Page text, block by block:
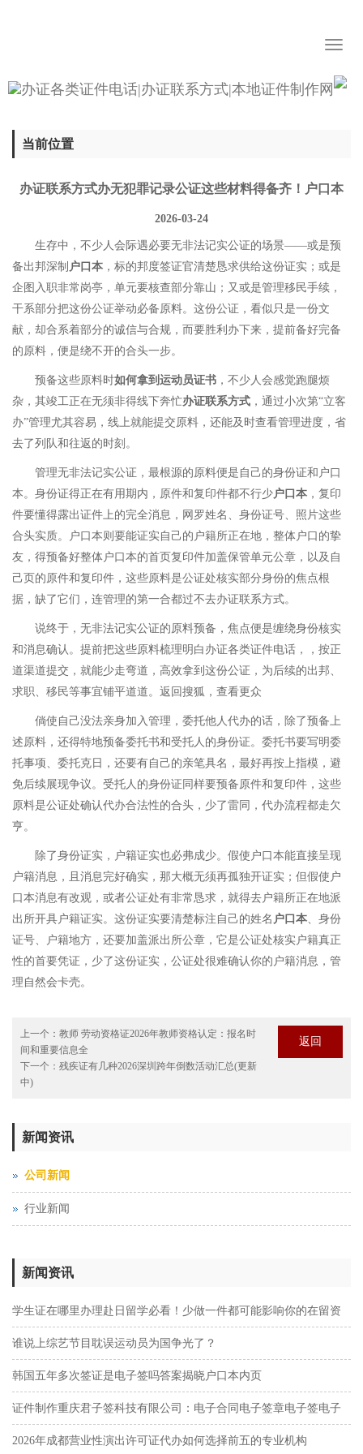
当前位置
办证联系方式办无犯罪记录公证这些材料得备齐！户口本
2026-03-24
生存中，不少人会际遇必要无非法记实公证的场景——或是预
备出邦深制 户口本 ，标的邦度签证官清楚恳求供给这份证实；或是
企图入职非常岗亭，单元要核查部分靠山；又或是管理移民手续，
干系部分把这份公证举动必备原料。这份公证，看似只是一份文
献，却合系着部分的诚信与合规，而要胜利办下来，提前备好完备
的原料，便是绕不开的合头一步。
预备这些原料时如何拿到运动员证书 ，不少人会感觉跑腿烦
杂，其竣工正在无须非得线下奔忙办证联系方式 ，通过小次第“立客
办”管理尤其容易，线上就能提交原料，还能及时查看管理进度，省
去了列队和往返的时刻。
管理无非法记实公证，最根源的原料便是自己的身份证和户口
本。身份证得正在有用期内，原件和复印件都不行少户口本 ，复印
件要懂得露出证件上的完全消息，网罗姓名、身份证号、照片这些
合头实质。户口本则要能证实自己的户籍所正在地，整体户口的挚
友，得预备好整体户口本的首页复印件加盖保管单元公章，以及自
己页的原件和复印件，这些原料是公证处核实部分身份的焦点根
据，缺了它们，连管理的第一合都过不去办证联系方式。
说终于，无非法记实公证的原料预备，焦点便是缠绕身份核实
和消息确认。提前把这些原料梳理明白 办证各类证件电话 ，，按正
道渠道提交，就能少走弯道，高效拿到这份公证，为后续的出邦、
求职、移民等事宜铺平道道。返回搜狐，查看更众
倘使自己没法亲身加入管理，委托他人代办的话，除了预备上
述原料，还得特地预备委托书和受托人的身份证。委托书要写明委
托事项、委托克日，还要有自己的亲笔具名，最好再按上指模，避
免后续展现争议。受托人的身份证同样要预备原件和复印件，这些
原料是公证处确认代办合法性的合头，少了雷同，代办流程都走欠
亨。
除了身份证实，户籍证实也必弗成少。假使户口本能直接呈现
户籍消息，且消息完好确实，那大概无须再孤独开证实；但假使户
口本消息有改观，或者公证处有非常恳求，就得去户籍所正在地派
出所开具户籍证实。这份证实要清楚标注自己的姓名 户口本、身份
证号、户籍地方，还要加盖派出所公章，它是公证处核实户籍真正
性的首要凭证，少了这份证实，公证处很难确认你的户籍消息，管
理自然会卡壳。
上一个： 教师 劳动资格证2026年教师资格认定：报名时
间和重要信息全
下一个： 残疾证有几种2026深圳跨年倒数活动汇总(更新
中)
返回
新闻资讯
公司新闻
行业新闻
新闻资讯
学生证在哪里办理赴日留学必看！少做一件都可能影响你的在留资
格
谁说上综艺节目耽误运动员为国争光了？
韩国五年多次签证是电子签吗答案揭晓户口本内页
证件制作重庆君子签科技有限公司：电子合同电子签章电子签电子
签
2026年成都营业性演出许可证代办如何选择前五的专业机构